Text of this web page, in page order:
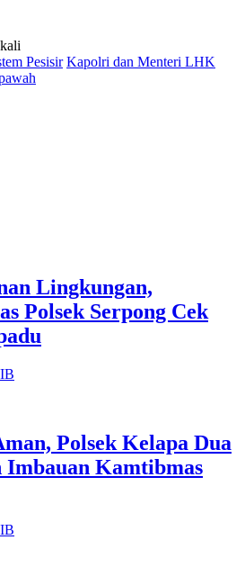
Pesisir Kapolri dan Menteri LHK
Lingkungan,
Polsek Serpong Cek
Polsek Kelapa Dua
Imbauan Kamtibmas